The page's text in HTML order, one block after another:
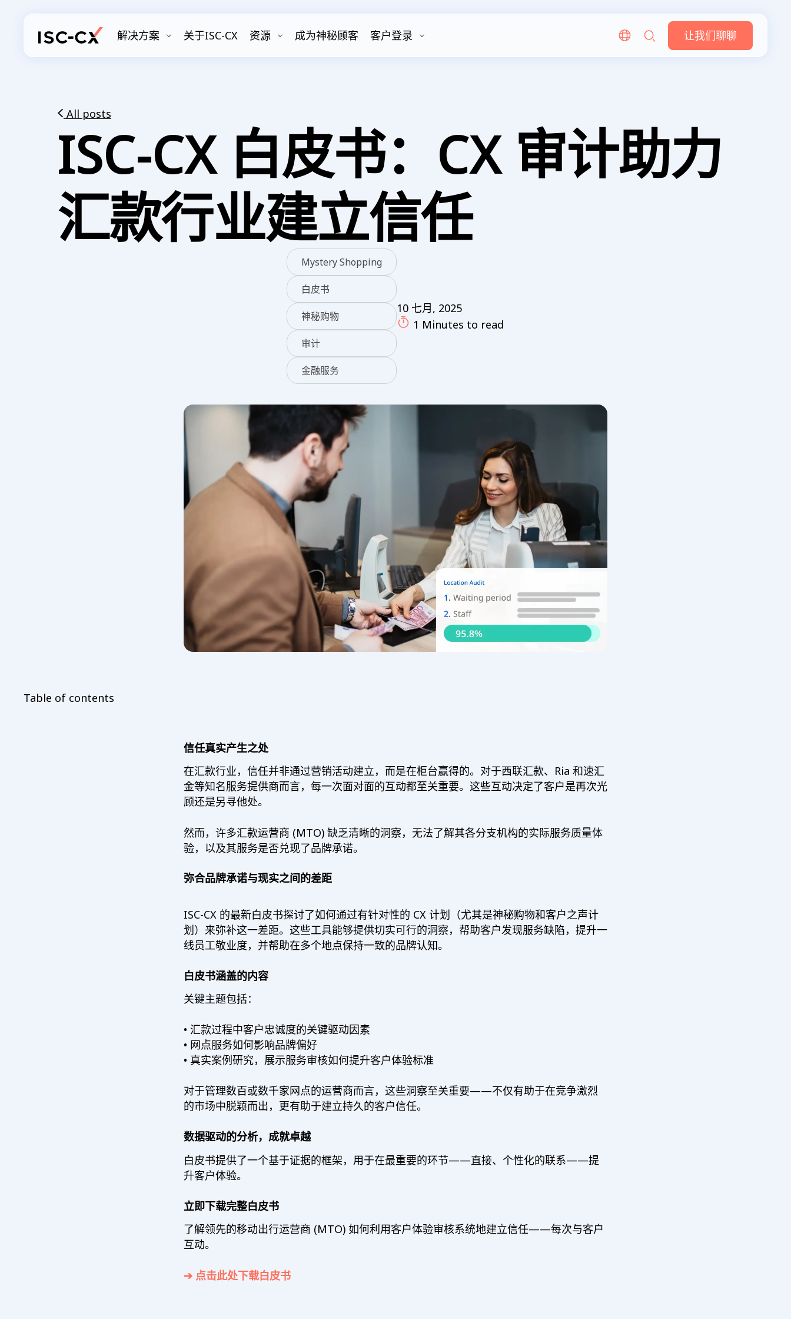
content
解决方案 关于ISC-CX 资源 成为神秘顾客 客户登录 让我们聊聊
All posts
ISC-CX 白皮书：CX 审计助力
汇款行业建立信任
Mystery Shopping
白皮书
神秘购物
审计
金融服务
10 七月, 2025
1 Minutes to read
Table of contents
信任真实产生之处
在汇款行业，信任并非通过营销活动建立，而是在柜台赢得的。对于西联汇款、Ria 和速汇
金等知名服务提供商而言，每一次面对面的互动都至关重要。这些互动决定了客户是再次光
顾还是另寻他处。
然而，许多汇款运营商 (MTO) 缺乏清晰的洞察，无法了解其各分支机构的实际服务质量体
验，以及其服务是否兑现了品牌承诺。
弥合品牌承诺与现实之间的差距
ISC-CX 的最新白皮书探讨了如何通过有针对性的 CX 计划（尤其是神秘购物和客户之声计
划）来弥补这一差距。这些工具能够提供切实可行的洞察，帮助客户发现服务缺陷，提升一
线员工敬业度，并帮助在多个地点保持一致的品牌认知。
白皮书涵盖的内容
关键主题包括：
• 汇款过程中客户忠诚度的关键驱动因素
• 网点服务如何影响品牌偏好
• 真实案例研究，展示服务审核如何提升客户体验标准
对于管理数百或数千家网点的运营商而言，这些洞察至关重要——不仅有助于在竞争激烈
的市场中脱颖而出，更有助于建立持久的客户信任。
数据驱动的分析，成就卓越
白皮书提供了一个基于证据的框架，用于在最重要的环节——直接、个性化的联系——提
升客户体验。
立即下载完整白皮书
了解领先的移动出行运营商 (MTO) 如何利用客户体验审核系统地建立信任——每次与客户
互动。
➔ 点击此处下载白皮书